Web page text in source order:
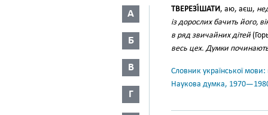
А
Б
В
Г
ТВЕРЕЗІ́ШАТИ, аю, аєш,
із дорослих бачить його,
в ряд звичайних дітей
весь цех. Думки
Словник української
Наукова думка,